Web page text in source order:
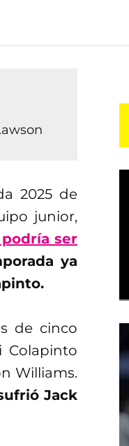
2025 de
junior,
podría ser
ya
de cinco
Colapinto
Williams.
Jack